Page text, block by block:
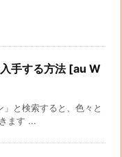
手する方法 [au W
と検索すると、色々と
ます ...